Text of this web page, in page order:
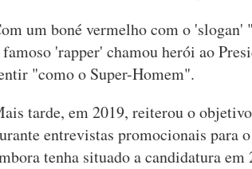
um boné vermelho com o
'rapper' chamou herói ao
"como o Super-Homem".
tarde, em 2019, reiterou o
entrevistas promocionais para
tenha situado a candidatura em